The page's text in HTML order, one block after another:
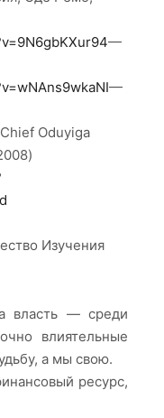
—
—
Oduyiga
Изучения
власть — среди
влиятельные
а мы свою.
ресурс,